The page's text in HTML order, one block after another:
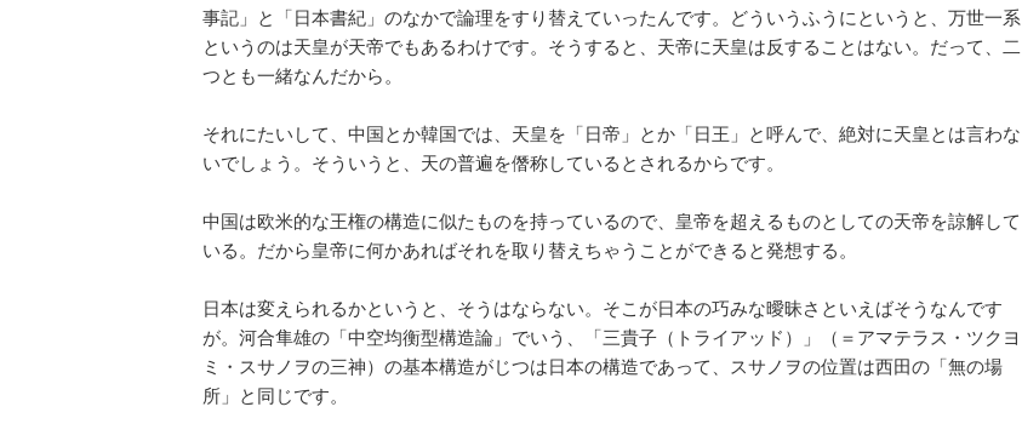
事記」と「日本書紀」のなかで論理をすり替えていったんです。どういうふうにというと、万世一系
というのは天皇が天帝でもあるわけです。そうすると、天帝に天皇は反することはない。だって、二
つとも一緒なんだから。
それにたいして、中国とか韓国では、天皇を「日帝」とか「日王」と呼んで、絶対に天皇とは言わな
いでしょう。そういうと、天の普遍を僭称しているとされるからです。
中国は欧米的な王権の構造に似たものを持っているので、皇帝を超えるものとしての天帝を諒解して
いる。だから皇帝に何かあればそれを取り替えちゃうことができると発想する。
日本は変えられるかというと、そうはならない。そこが日本の巧みな曖昧さといえばそうなんです
が。河合隼雄の「中空均衡型構造論」でいう、「三貴子（トライアッド）」（＝アマテラス・ツクヨ
ミ・スサノヲの三神）の基本構造がじつは日本の構造であって、スサノヲの位置は西田の「無の場
所」と同じです。